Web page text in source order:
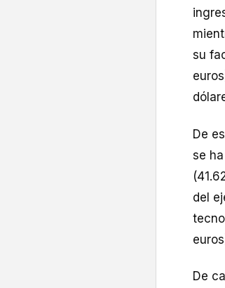
su
De
se
del
De